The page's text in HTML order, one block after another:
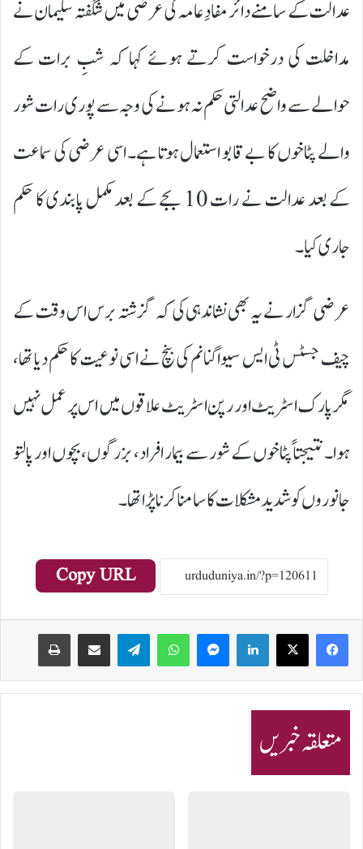
عدالت کے سامنے دائر مفادِ عامہ کی عرضی میں شگفتہ سلیمان نے
مداخلت کی درخواست کرتے ہوئے کہا کہ شبِ برات کے
حوالے سے واضح عدالتی حکم نہ ہونے کی وجہ سے پوری رات شور
والے پٹاخوں کا بے قابو استعمال ہوتا ہے۔ اسی عرضی کی سماعت
کے بعد عدالت نے رات 10 بجے کے بعد مکمل پابندی کا حکم
جاری کیا۔
عرضی گزار نے یہ بھی نشاندہی کی کہ گزشتہ برس اس وقت کے
چیف جسٹس ٹی ایس سیواگنانم کی بنچ نے اسی نوعیت کا حکم دیا تھا،
مگر پارک اسٹریٹ اور رپن اسٹریٹ علاقوں میں اس پر عمل نہیں
ہوا۔ نتیجتاً پٹاخوں کے شور سے بیمار افراد، بزرگوں، بچوں اور پالتو
جانوروں کو شدید مشکلات کا سامنا کرنا پڑا تھا۔
Copy URL
LinkedIn
WhatsApp
Telegram
متعلقہ خبریں